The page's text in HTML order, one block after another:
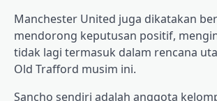
Manchester United juga dikatakan
mendorong keputusan positif,
tidak lagi termasuk dalam rencana
Old Trafford musim ini.
Sancho sendiri adalah anggota